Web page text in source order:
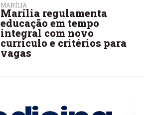
MARÍLIA
Marília regulamenta
educação em tempo
integral com novo
currículo e critérios para
vagas